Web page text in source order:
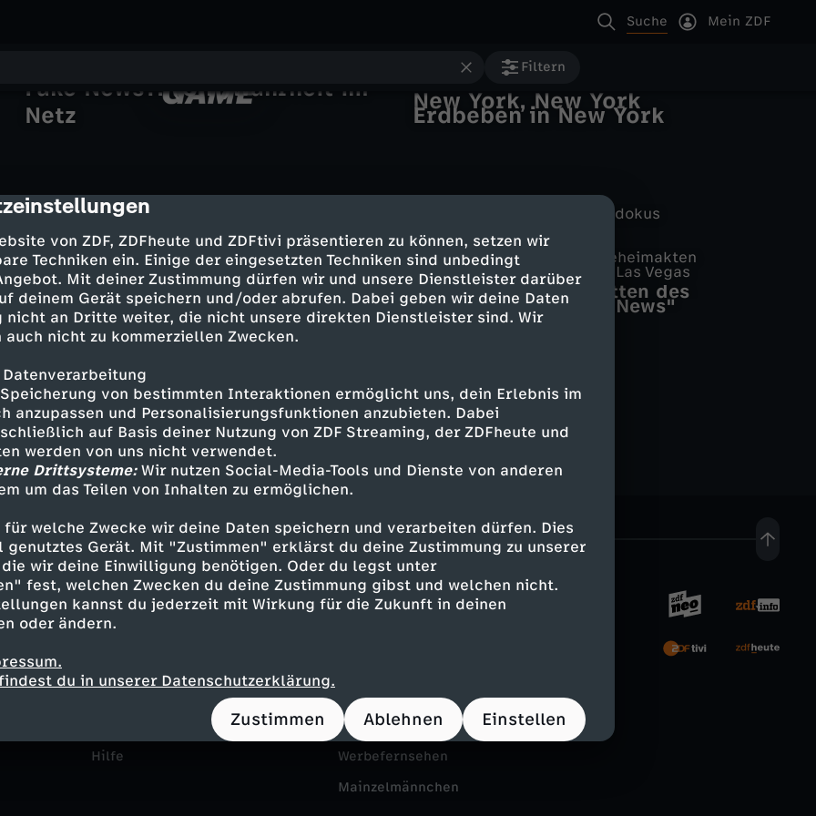
von ZDF, ZDFheute und ZDFtivi präsentieren zu können, setzen wir
Techniken ein. Einige der eingesetzten Techniken sind unbedingt
Mit deiner Zustimmung dürfen wir und unsere Dienstleister darüber
deinem Gerät speichern und/oder abrufen. Dabei geben wir deine Daten
nicht an Dritte weiter, die nicht unsere direkten Dienstleister sind. Wir
nicht zu kommerziellen Zwecken.
von bestimmten Interaktionen ermöglicht uns, dein Erlebnis im
anzupassen und Personalisierungsfunktionen anzubieten. Dabei
auf Basis deiner Nutzung von ZDF Streaming, der ZDFheute und
werden von uns nicht verwendet.
Drittsysteme:Wir nutzen Social-Media-Tools und Dienste von anderen
um das Teilen von Inhalten zu ermöglichen.
für welche Zwecke wir deine Daten speichern und verarbeiten dürfen. Dies
Gerät. Mit "Zustimmen" erklärst du deine Zustimmung zu unserer
wir deine Einwilligung benötigen. Oder du legst unter
fest, welchen Zwecken du deine Zustimmung gibst und welchen nicht.
kannst du jederzeit mit Wirkung für die Zukunft in deinen
oder ändern.
du in unserer Datenschutzerklärung.
Zustimmen Ablehnen Einstellen
Suche Mein ZDF
Filtern
e
N
e
w
G
l
o
b
a
l
m
New York, New York
Fake News?! (Un-)Wahrheit im
Netz
Erdbeben in New York
This Is Us - Das ist Leben
New York, New York, New York
Terra X History - die Einzeldokus
Geheimes New York
New York Studio trifft Scandi-Style New Way
Entschlüsselt
Das Hügelgrab von Newgrange
App+on
Fake News
ZDFinfo - die Einzeldokus
Der Newall-Fall
UFOs Declassified - Die Geheimakten
Roswell, New Mexico
PolitiX
The "new" Friedrich Merz?
Ehrlich Brothers - Road to Las Vegas
New Game - Im Schatten des
Todesengels
JazzBaltica
Janning Trumann: Jazz mit Vision
und Klang
Terra X Lesch & Co
Die Macht von "Fake News"
Mehr Inhalte laden
Service
ZDFmitreden
Zuschauerservice
Hilfe
Das ZDF
Presseportal
ZDF goes Schule
Werbefernsehen
Mainzelmännchen